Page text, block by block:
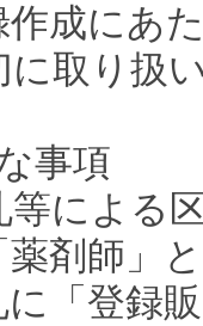
作成にあ
に取り扱
事項
による
剤師」
「登録